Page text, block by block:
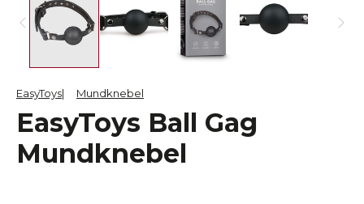
EasyToys Mundknebel
EasyToys Ball Gag
Mundknebel